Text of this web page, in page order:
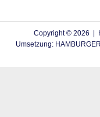
Copyright © 2026 |
Umsetzung: